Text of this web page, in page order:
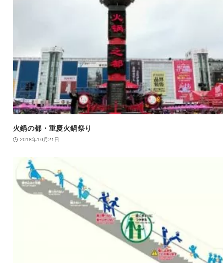
火鍋の都・重慶火鍋祭り
2018年10月21日